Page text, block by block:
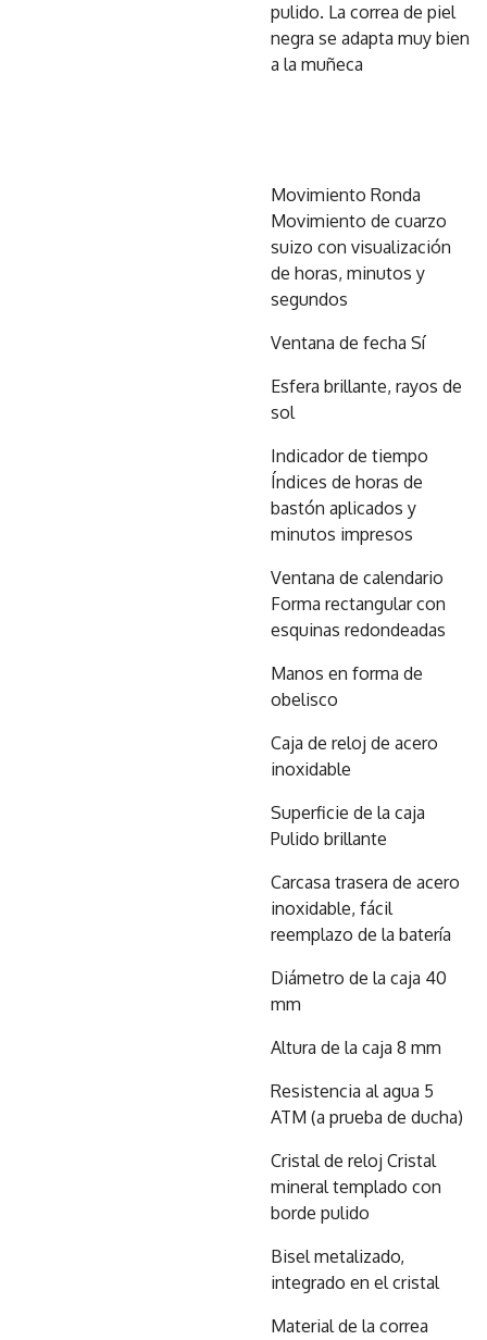
pulido. La correa de piel
negra se adapta muy bien
a la muñeca
Movimiento Ronda
Movimiento de cuarzo
suizo con visualización
de horas, minutos y
segundos
Ventana de fecha Sí
Esfera brillante, rayos de
sol
Indicador de tiempo
Índices de horas de
bastón aplicados y
minutos impresos
Ventana de calendario
Forma rectangular con
esquinas redondeadas
Manos en forma de
obelisco
Caja de reloj de acero
inoxidable
Superficie de la caja
Pulido brillante
Carcasa trasera de acero
inoxidable, fácil
reemplazo de la batería
Diámetro de la caja 40
mm
Altura de la caja 8 mm
Resistencia al agua 5
ATM (a prueba de ducha)
Cristal de reloj Cristal
mineral templado con
borde pulido
Bisel metalizado,
integrado en el cristal
Material de la correa